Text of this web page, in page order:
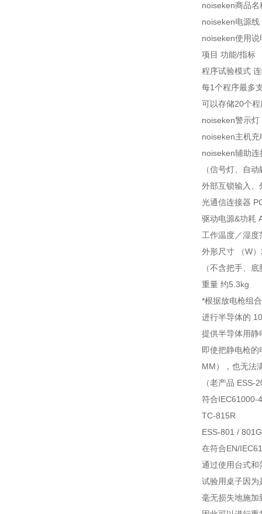
noiseken商品名
noiseken电源线
noiseken使用说
项目 功能/指标
程序试验模式
每1个程序最多
可以存储20个程
noiseken警示
noiseken主机
noiseken辅助
（信号灯、自
外部互锁输入、
光通信连接器
驱动电源&功
工作温度／湿
外形尺寸 （W
（不含把手、
重量 约5.3kg
*根据放电枪组
进行半导体的
提供半导体用静
即使把静电枪
MM），也无法
（老产品 ESS-
符合IEC61000-
TC-815R
ESS-801 /
在符合EN/
通过使用台式和
试验用桌子因为
毫无损失地施加